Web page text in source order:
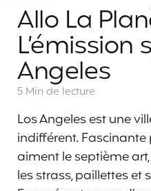
Allo La
L’émission
Angeles
5 Min de lecture
Los Angeles est une
indifférent. Fascinante
aiment le septième
les strass, paillettes et